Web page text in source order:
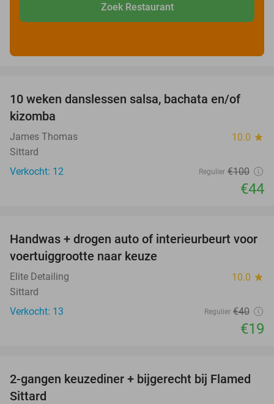
Zoek Restaurant
56%
10 weken danslessen salsa, bachata en/of
kizomba
James Thomas 10.0 star
Sittard
Verkocht: 12
Regulier €100
€44
53%
Handwas + drogen auto of interieurbeurt voor
voertuiggrootte naar keuze
Elite Detailing 10.0 star
Sittard
Verkocht: 13
Regulier €40
€19
31%
2-gangen keuzediner + bijgerecht bij Flamed
Sittard